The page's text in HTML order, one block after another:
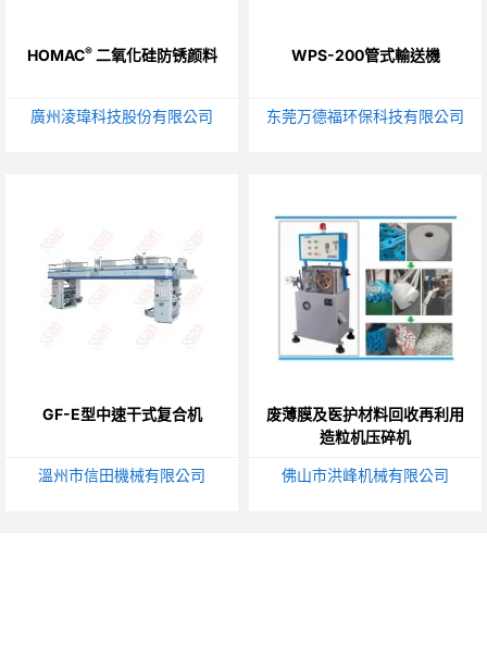
HOMAC®二氧化硅防锈颜料
廣州淩瑋科技股份有限公司
WPS-200管式輸送機
东莞万德福环保科技有限公司
GF-E型中速干式复合机
溫州市信田機械有限公司
废薄膜及医护材料回收再利用
造粒机压碎机
佛山市洪峰机械有限公司